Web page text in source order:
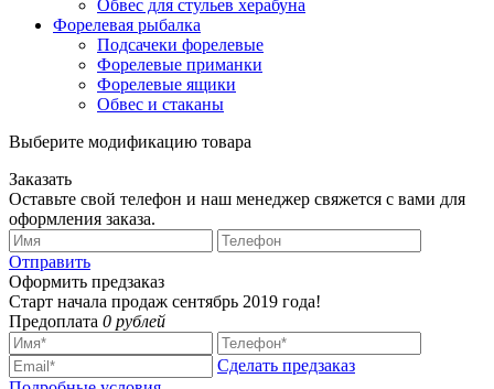
Обвес для стульев херабуна
Форелевая рыбалка
Подсачеки форелевые
Форелевые приманки
Форелевые ящики
Обвес и стаканы
Выберите модификацию товара
Заказать
Оставьте свой телефон и наш менеджер свяжется с вами для
оформления заказа.
Отправить
Оформить предзаказ
Старт начала продаж сентябрь 2019 года!
Предоплата 0 рублей
Сделать предзаказ